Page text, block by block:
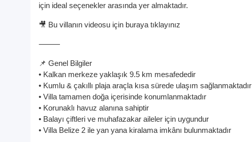
için ideal seçenekler arasında yer almaktadır.
🎥 Bu villanın videosu için buraya tıklayınız
⸻
📌 Genel Bilgiler
• Kalkan merkeze yaklaşık 9.5 km mesafededir
• Kumlu & çakıllı plaja araçla kısa sürede ulaşım sağlanmaktadır
• Villa tamamen doğa içerisinde konumlanmaktadır
• Korunaklı havuz alanına sahiptir
• Balayı çiftleri ve muhafazakar aileler için uygundur
• Villa Belize 2 ile yan yana kiralama imkânı bulunmaktadır